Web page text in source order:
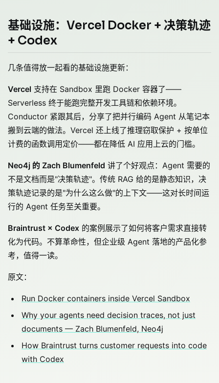
基础设施：Vercel Docker + 决策轨迹
+ Codex
几条值得放一起看的基础设施更新：
Vercel 支持在 Sandbox 里跑 Docker 容器了——
Serverless 终于能跑完整开发工具链和依赖环境。
Conductor 紧跟其后，分享了把并行编码 Agent 从笔记本
搬到云端的做法。Vercel 还上线了推理窃取保护 + 按单位
计费的函数调用定价——都在降低 AI 应用上云的门槛。
Neo4j 的 Zach Blumenfeld 讲了个好观点：Agent 需要的
不是文档而是"决策轨迹"。传统 RAG 给的是静态知识，决
策轨迹记录的是"为什么这么做"的上下文——这对长时间运
行的 Agent 任务至关重要。
Braintrust × Codex 的案例展示了如何将客户需求直接转
化为代码。不算革命性，但企业级 Agent 落地的产品化参
考，值得一读。
原文：
Run Docker containers inside Vercel Sandbox
Why your agents need decision traces, not just
documents — Zach Blumenfeld, Neo4j
How Braintrust turns customer requests into code
with Codex